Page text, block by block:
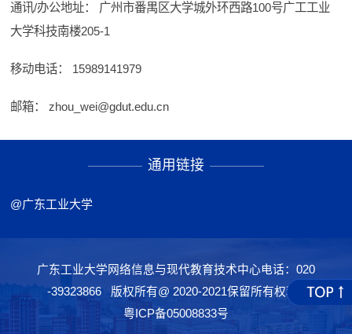
通讯/办公地址： 广州市番禺区大学城外环西路100号广工工业
大学科技南楼205-1
移动电话： 15989141979
邮箱：zhou_wei@gdut.edu.cn
通用链接
@广东工业大学
广东工业大学网络信息与现代教育技术中心电话：020
-39323866 版权所有@ 2020-2021保留所有权利
粤ICP备05008833号